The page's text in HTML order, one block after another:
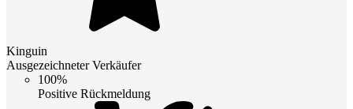
Kinguin
Ausgezeichneter Verkäufer
100%
Positive Rückmeldung